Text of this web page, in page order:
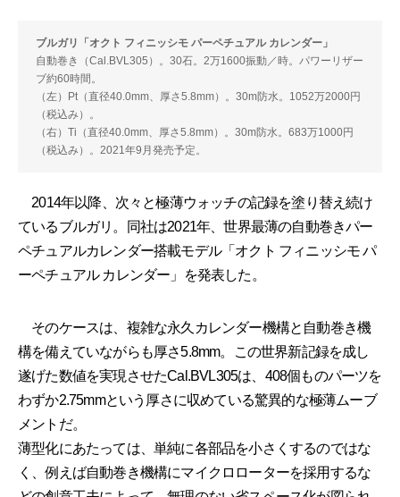
ブルガリ「オクト フィニッシモ パーペチュアル カレンダー」
自動巻き（Cal.BVL305）。30石。2万1600振動／時。パワーリザー
ブ約60時間。
（左）Pt（直径40.0mm、厚さ5.8mm）。30m防水。1052万2000円
（税込み）。
（右）Ti（直径40.0mm、厚さ5.8mm）。30m防水。683万1000円
（税込み）。2021年9月発売予定。
2014年以降、次々と極薄ウォッチの記録を塗り替え続け
ているブルガリ。同社は2021年、世界最薄の自動巻きパー
ペチュアルカレンダー搭載モデル「オクト フィニッシモ パ
ーペチュアル カレンダー」を発表した。
そのケースは、複雑な永久カレンダー機構と自動巻き機
構を備えていながらも厚さ5.8mm。この世界新記録を成し
遂げた数値を実現させたCal.BVL305は、408個ものパーツを
わずか2.75mmという厚さに収めている驚異的な極薄ムーブ
メントだ。
薄型化にあたっては、単純に各部品を小さくするのではな
く、例えば自動巻き機構にマイクロローターを採用するな